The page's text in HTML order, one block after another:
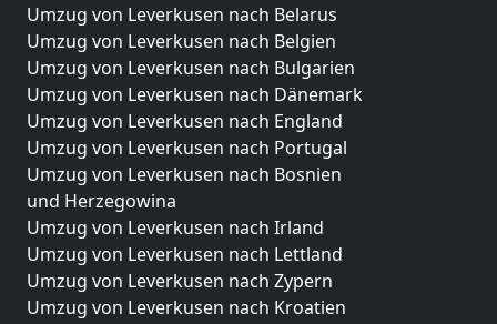
Umzug von Leverkusen nach Belarus
Umzug von Leverkusen nach Belgien
Umzug von Leverkusen nach Bulgarien
Umzug von Leverkusen nach Dänemark
Umzug von Leverkusen nach England
Umzug von Leverkusen nach Portugal
Umzug von Leverkusen nach Bosnien
und Herzegowina
Umzug von Leverkusen nach Irland
Umzug von Leverkusen nach Lettland
Umzug von Leverkusen nach Zypern
Umzug von Leverkusen nach Kroatien